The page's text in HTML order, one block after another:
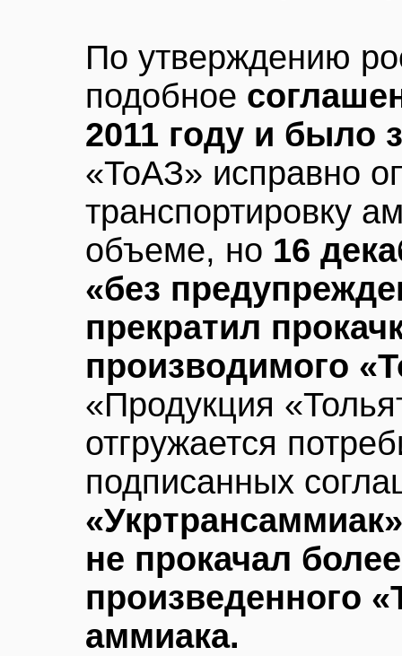
По утверждению
подобное
2011 году и было
«ТоАЗ» исправно
транспортировку
объеме, но 16
«без
прекратил
производимого
«Продукция
отгружается
подписанных
не прокачал
произведенного
аммиака.